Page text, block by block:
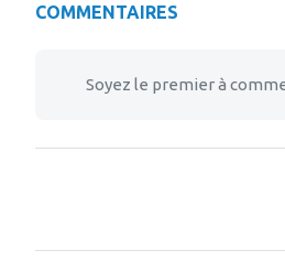
COMMENTAIRES
Soyez le premier à